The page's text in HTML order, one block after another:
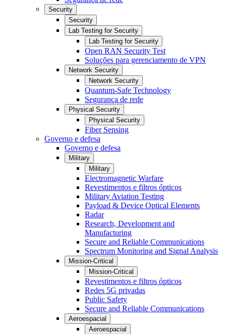
Security
Security
Lab Testing for Security
Lab Testing for Security
Open RAN Security Test
Soluções para gerenciamento de VPN
Network Security
Network Security
Quantum-Safe Technology
Segurança de rede
Physical Security
Physical Security
Fiber Sensing
Governo e defesa
Governo e defesa
Military
Military
Electromagnetic Warfare
Revestimentos e filtros ópticos
Military Aviation Testing
Payload & Device Optical Elements
Radar
Research, Development and
Manufacturing
Secure and Reliable Communications
Spectrum Monitoring and Signal Analysis
Mission-Critical
Mission-Critical
Revestimentos e filtros ópticos
Redes 5G privadas
Public Safety
Secure and Reliable Communications
Aeroespacial
Aeroespacial